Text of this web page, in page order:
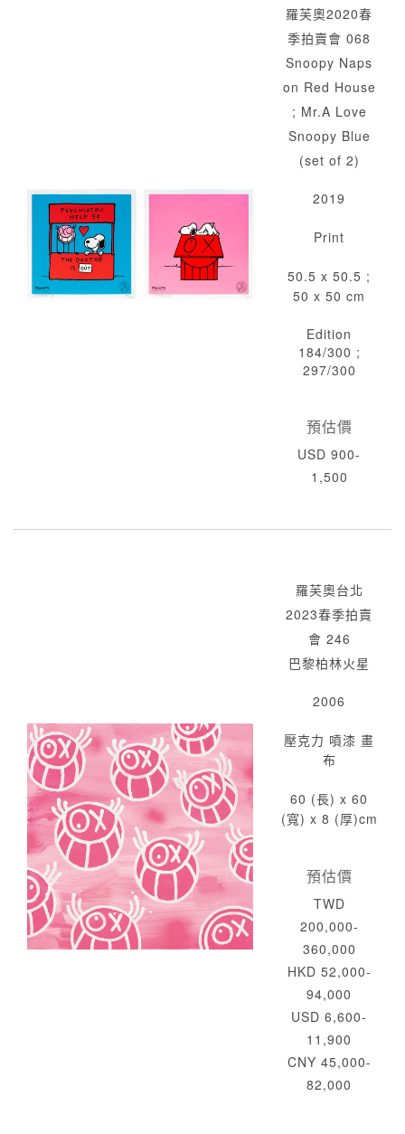
羅芙奧2020春
季拍賣會 068
Snoopy Naps
on Red House
; Mr.A Love
Snoopy Blue
(set of 2)
2019
Print
50.5 x 50.5 ;
50 x 50 cm
Edition
184/300 ;
297/300
預估價
USD 900-
1,500
羅芙奧台北
2023春季拍賣
會 246
巴黎柏林火星
2006
壓克力 噴漆 畫
布
60 (長) x 60
(寬) x 8 (厚)cm
預估價
TWD
200,000-
360,000
HKD 52,000-
94,000
USD 6,600-
11,900
CNY 45,000-
82,000